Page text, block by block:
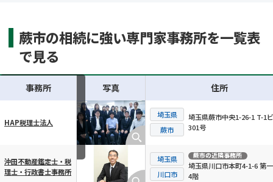
蕨市の相続に強い専門家事務所を一覧表
で見る
横スクロール可能
事務所 写真 住所
HAP税理士法人
埼玉県
蕨市
埼玉県蕨市中央1-26-1 T-1
301号
沖田不動産鑑定士・税
理士・行政書士事務所
埼玉県
川口市
蕨市の近隣事務所
埼玉県川口市本町4-1-6 第
4階